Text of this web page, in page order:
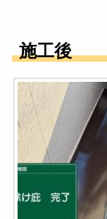
施工後